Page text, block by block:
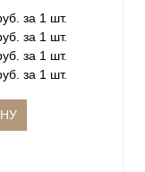
за 1 шт.
за 1 шт.
за 1 шт.
за 1 шт.